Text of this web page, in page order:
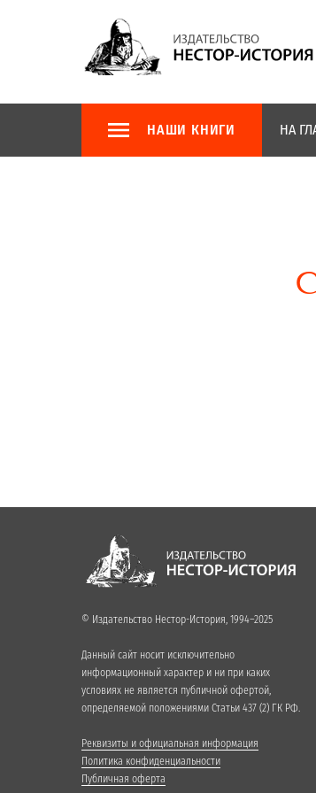
НАШИ КНИГИ НА
© Издательство Нестор-История, 1994–2025
Данный сайт носит исключительно
информационный характер и ни при каких
условиях не является публичной офертой,
определяемой положениями Статьи 437 (2) ГК РФ.
Реквизиты и официальная информация
Политика конфиденциальности
Публичная оферта